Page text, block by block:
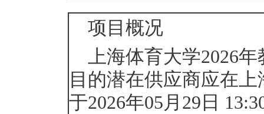
项目概况
上海体育大学2026
目的潜在供应商应在
于2026年05月29日